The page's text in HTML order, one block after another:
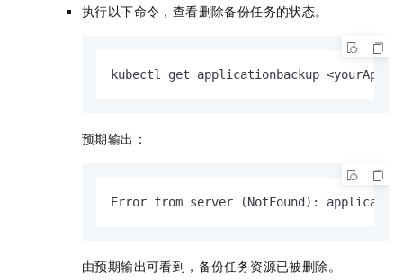
执行以下命令，查看删除备份任务的状态。
kubectl get applicationbackup
预期输出：
Error from server (NotFound):
由预期输出可看到，备份任务资源已被删除。